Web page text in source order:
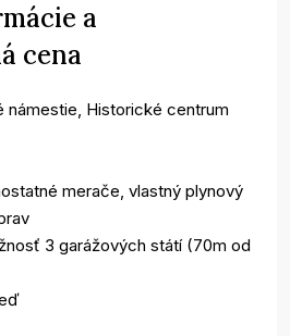
a
cena
námestie, Historické centrum
merače, vlastný plynový
3 garážových státí (70m od